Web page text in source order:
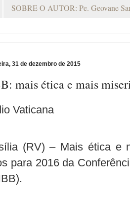
SOBRE O AUTOR: Pe. Geovane
31 de dezembro de 2015
mais ética e mais
Vaticana
(RV) – Mais ética e
para 2016 da